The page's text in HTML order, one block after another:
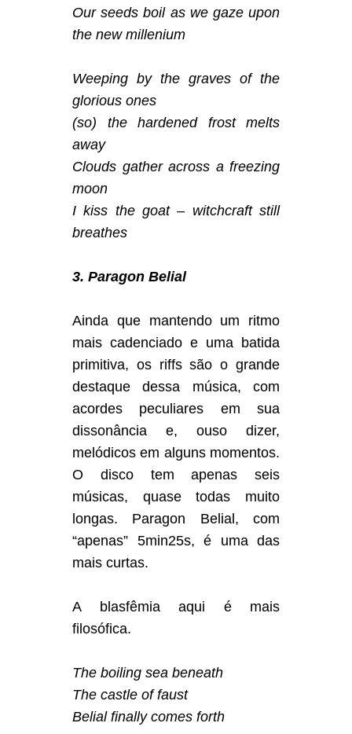
Our seeds boil as we gaze upon
the new millenium
Weeping by the graves of the
glorious ones
(so) the hardened frost melts
away
Clouds gather across a freezing
moon
I kiss the goat – witchcraft still
breathes
3. Paragon Belial
Ainda que mantendo um ritmo
mais cadenciado e uma batida
primitiva, os riffs são o grande
destaque dessa música, com
acordes peculiares em sua
dissonância e, ouso dizer,
melódicos em alguns momentos.
O disco tem apenas seis
músicas, quase todas muito
longas. Paragon Belial, com
“apenas” 5min25s, é uma das
mais curtas.
A blasfêmia aqui é mais
filosófica.
The boiling sea beneath
The castle of faust
Belial finally comes forth